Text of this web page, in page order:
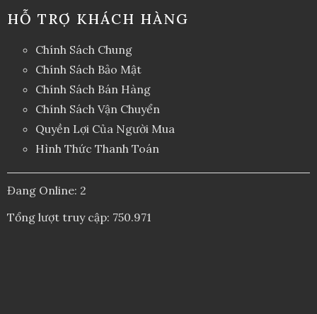
HỖ TRỢ KHÁCH HÀNG
Chính Sách Chung
Chính Sách Bảo Mật
Chính Sách Bán Hàng
Chính Sách Vận Chuyển
Quyền Lợi Của Người Mua
Hình Thức Thanh Toán
Đang Online: 2
Tổng lượt truy cập: 750.971